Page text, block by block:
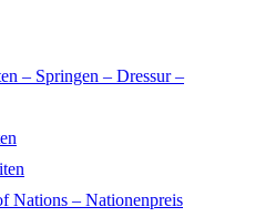
– Springen – Dressur –
Nations – Nationenpreis